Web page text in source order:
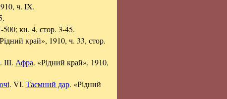
ч. IX.
кн. 4, стор. 3-45.
край», 1910, ч. 33, стор.
. III. Афра. «Рідний край», 1910,
. VI. Таємний дар. «Рідний